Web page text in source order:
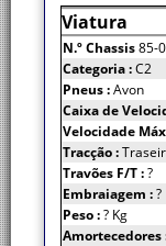
Viatura
N.º Chassis85-
Categoria :C2
Pneus :Avon
Caixa de
Velocidade
Tracção :
Travões F/T :?
Embraiagem :?
Peso :? Kg
Amortecedores